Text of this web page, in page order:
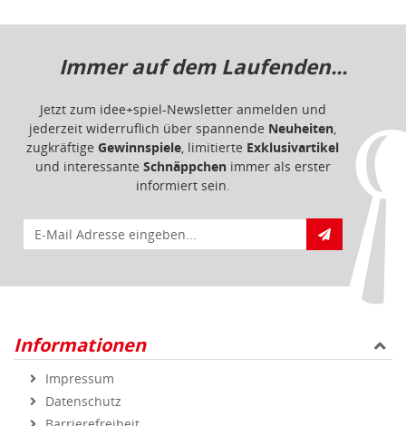
Immer auf dem Laufenden...
Jetzt zum idee+spiel-Newsletter anmelden und
jederzeit widerruflich über spannende Neuheiten,
zugkräftige Gewinnspiele, limitierte Exklusivartikel
und interessante Schnäppchenimmer als erster
informiert sein.
E-Mail für Newsletteranmeldung
Informationen
Impressum
Datenschutz